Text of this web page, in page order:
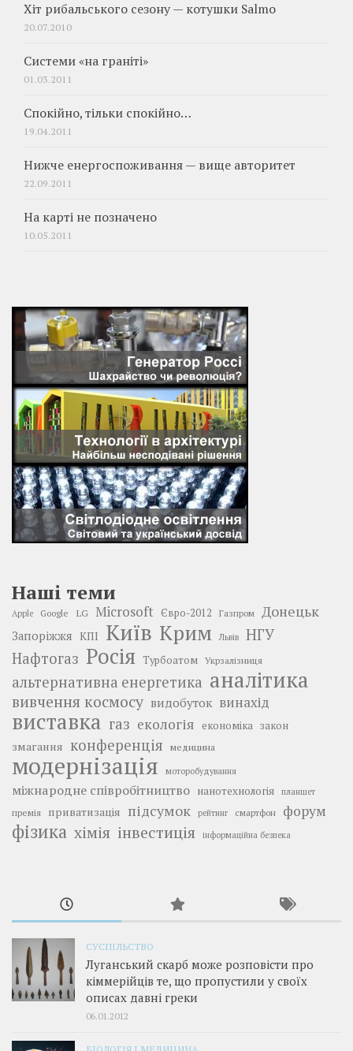
Хіт рибальського сезону — котушки Salmo
20.07.2010
Системи «на граніті»
01.03.2011
Спокійно, тільки спокійно…
19.04.2011
Нижче енергоспоживання — вище авторитет
22.09.2011
На карті не позначено
10.05.2011
Наші теми
Apple Google LG Microsoft Євро-2012 Газпром Донецьк
Запоріжжя КПІ Київ Крим Львів
НГУ
Нафтогаз Росія Турбоатом Укрзалізниця
альтернативна енергетика аналітика
вивчення космосу видобуток винахід
виставка газ екологія економіка закон
змагання конференція медицина
модернізація моторобудування
міжнародне співробітництво нанотехнологія планшет
премія приватизація підсумок рейтинг смартфон форум
фізика хімія інвестиція інформаційна безпека
СУСПІЛЬСТВО
Луганський скарб може розповісти про
кіммерійців те, що пропустили у своїх
описах давні греки
06.01.2012